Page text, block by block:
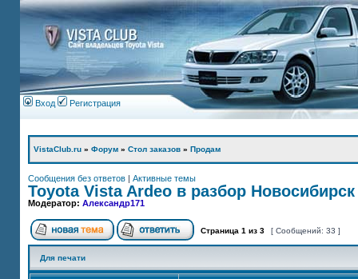
Вход Регистрация
VistaClub.ru » Форум » Стол заказов » Продам
Сообщения без ответов | Активные темы
Toyota Vista Ardeo в разбор Новосибирск
Модератор: Александр171
Страница 1 из 3 [ Сообщений: 33 ]
Для печати